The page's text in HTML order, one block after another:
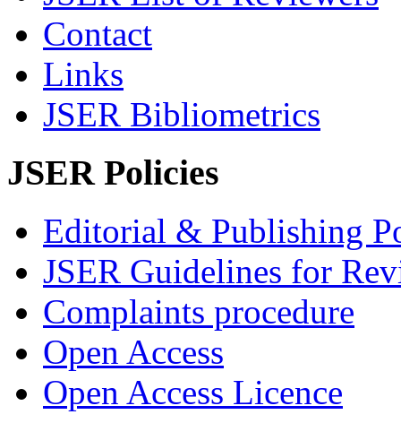
Contact
Links
JSER Bibliometrics
JSER Policies
Editorial & Publishing
JSER Guidelines for
Complaints procedure
Open Access
Open Access Licence